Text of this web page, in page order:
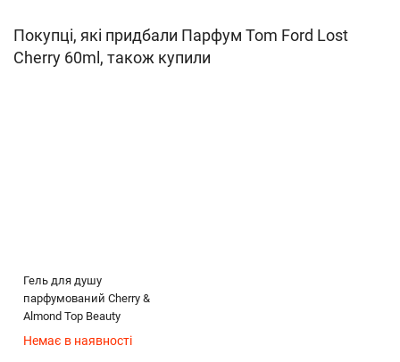
Покупці, які придбали Парфум Tom Ford Lost
Cherry 60ml, також купили
Гель для душу
парфумований Cherry &
Almond Top Beauty
Немає в наявності